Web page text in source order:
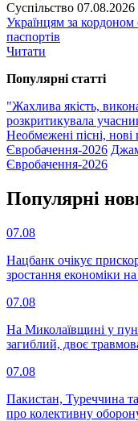
Суспiльство 07.08.2026
Українцям за
паспортів
Читати
Популярнi статтi
"Жахлива якість,
розкритикувала
Необмежені пісні, нові
Євробачення-2026
Євробачення-2026
Популярнi
07.08
Нацбанк очікує
зростання економіки
07.08
На Миколаївщині у
загиблий, двоє
07.08
Пакистан, Туреччина
про колективну